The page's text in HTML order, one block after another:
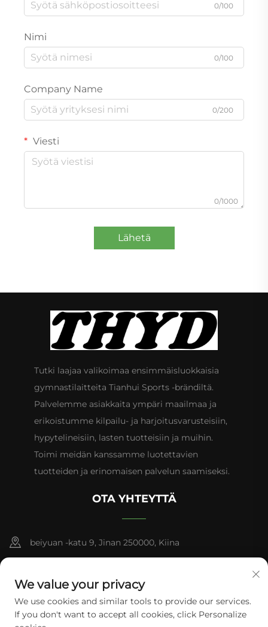
0/100
Nimi
0/100
Company Name
0/200
Viesti
0/1000
Lähetä
Tutki laajaa valikoimaa ensimmäisluokkaisia
gymnastilaitteita Tianhui Sports -brändiltä.
Palvelemme asiakkaita ympäri maailmaa ja
erikoistumme kilpailu- ja harjoitusvarusteisiin,
hypytelineisiin, lasten tuotteisiin ja muihin.
Toimi meidän kanssamme luotettavien
tuotteiden ja erinomaisen palvelun saamiseksi.
OTA YHTEYTTÄ
beiyuan -katu 9, Jinan 250000, Kiina
[email protected]
We value your privacy
We use cookies and similar tools to provide our services.
If you don't want to accept all cookies, click Personalize